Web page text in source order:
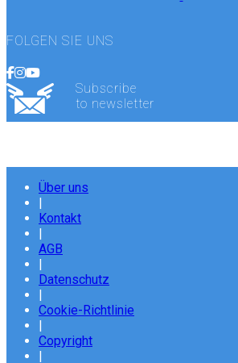
FOLGEN SIE UNS
Subscribe
to newsletter
Über uns
Kontakt
AGB
Datenschutz
Cookie-Richtlinie
Copyright